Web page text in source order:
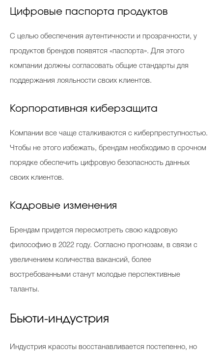
Цифровые паспорта продуктов
С целью обеспечения аутентичности и прозрачности, у
продуктов брендов появятся «паспорта». Для этого
компании должны согласовать общие стандарты для
поддержания лояльности своих клиентов.
Корпоративная киберзащита
Компании все чаще сталкиваются с киберпреступностью.
Чтобы не этого избежать, брендам необходимо в срочном
порядке обеспечить цифровую безопасность данных
своих клиентов.
Кадровые изменения
Брендам придется пересмотреть свою кадровую
философию в 2022 году. Согласно прогнозам, в связи с
увеличением количества вакансий, более
востребованными станут молодые перспективные
таланты.
Бьюти-индустрия
Индустрия красоты восстанавливается постепенно, но